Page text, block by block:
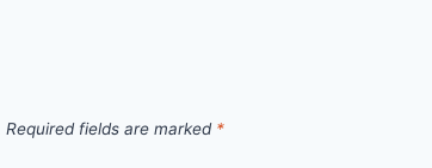
Required fields are marked *